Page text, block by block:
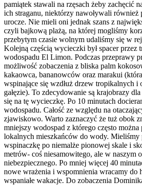
pamiątek stawali na rzęsach żeby zachęcić
ich straganu, niektórzy nawoływali również
urocze. Nie mieli oni jednak szans z
czyli bajkową plażą, na której mogliśmy
przebytym czasie wolnym udaliśmy się w
Kolejną częścią wycieczki był spacer przez
wodospadu El Limon. Podczas przeprawy
możliwość zobaczenia z bliska palm
kakaowca, bananowców oraz marakui
wspinające się wzdłuż drzew tropikalnych i
gałęzie). To zdecydowanie są krajobrazy
się na tę wycieczkę. Po 10 minutach
wodospadu. Całość ze względu na
zjawiskowo. Warto zaznaczyć że tuż obok
mniejszy wodospad z którego często
lokalnych mieszkańców do wody. Mieliśmy
wspinaczkę po niemalże pionowej skale i
metrów- coś niesamowitego, ale w naszym
niebezpiecznego. Po mniej więcej 40
nowe wrażenia i wspomnienia wracamy do
wspaniałe wakacje. Do zobaczenia